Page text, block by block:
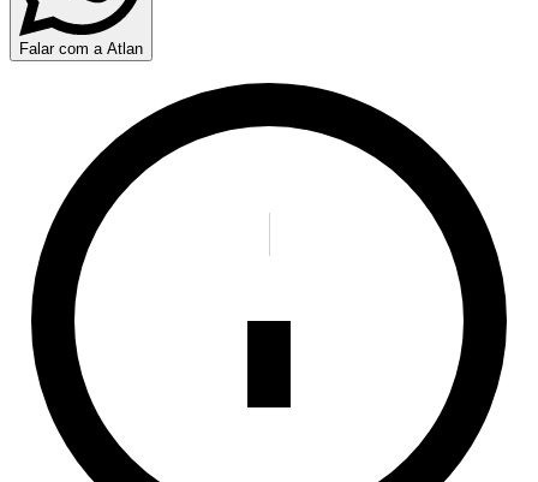
Falar com a Atlan